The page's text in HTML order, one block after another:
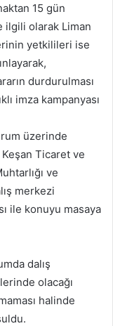
15 gün
ilgili olarak Liman
yetkilileri ise
durdurulması
imza kampanyası
üzerinde
Ticaret ve
ve
merkezi
ile konuyu masaya
dalış
olacağı
halinde